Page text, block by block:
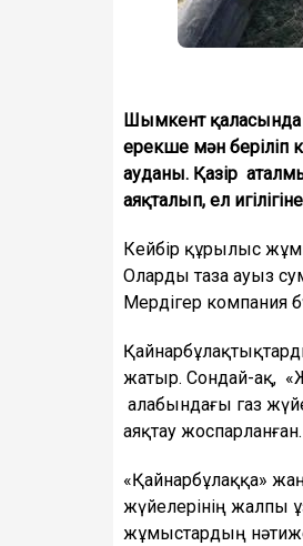
Шымкент қаласында
ерекше мән беріліп
ауданы. Қазір
аяқталып, ел
Кейбір құрылыс
Оларды таза ауыз
Мердігер компания
жатыр. Сондай-ақ,
алабындағы газ
аяқтау жоспарланған.
«Қайнарбұлаққа»
жүйелерінің жалпы
жұмыстардың